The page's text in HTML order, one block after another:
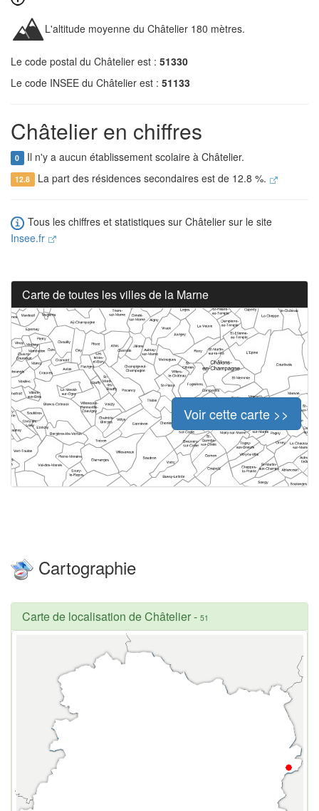
L'altitude moyenne du Châtelier 180 mètres.
Le code postal du Châtelier est : 51330
Le code INSEE du Châtelier est : 51133
Châtelier en chiffres
0 Il n'y a aucun établissement scolaire à Châtelier.
12.8 La part des résidences secondaires est de 12.8 %.
Tous les chiffres et statistiques sur Châtelier sur le site
Insee.fr
Carte de toutes les villes de la Marne
Voir cette carte >>
Cartographie
Carte de localisation de Châtelier- 51